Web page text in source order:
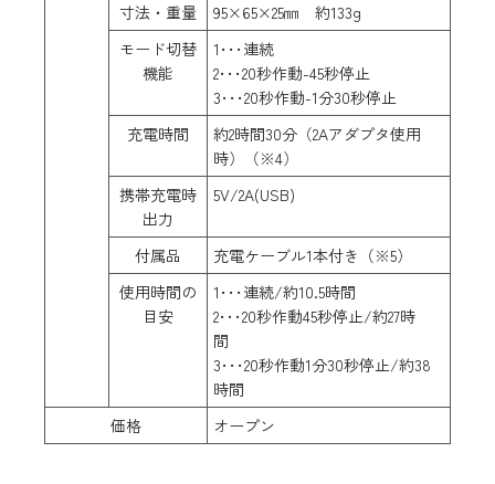
寸法・重量
95×65×25㎜ 約133g
モード切替
機能
1･･･連続
2･･･20秒作動-45秒停止
3･･･20秒作動-1分30秒停止
充電時間
約2時間30分（2Aアダプタ使用
時）（※4）
携帯充電時
出力
5V/2A(USB)
付属品
充電ケーブル1本付き（※5）
使用時間の
目安
1･･･連続/約10.5時間
2･･･20秒作動45秒停止/約27時
間
3･･･20秒作動1分30秒停止/約38
時間
価格
オープン